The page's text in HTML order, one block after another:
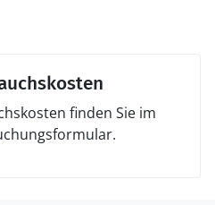
finden Sie im